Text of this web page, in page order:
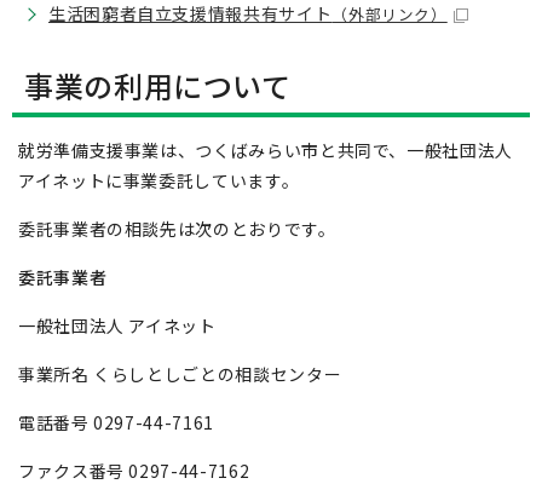
生活困窮者自立支援情報共有サイト （外部リンク）
事業の利用について
就労準備支援事業は、つくばみらい市と共同で、一般社団法人
アイネットに事業委託しています。
委託事業者の相談先は次のとおりです。
委託事業者
一般社団法人 アイネット
事業所名 くらしとしごとの相談センター
電話番号 0297-44-7161
ファクス番号 0297-44-7162